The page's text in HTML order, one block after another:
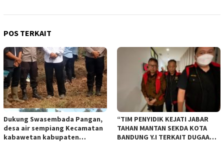
POS TERKAIT
Dukung Swasembada Pangan,
desa air sempiang Kecamatan
kabawetan kabupaten
“TIM PENYIDIK KEJATI JABAR
TAHAN MANTAN SEKDA KOTA
BANDUNG Y.I TERKAIT DUGAAN